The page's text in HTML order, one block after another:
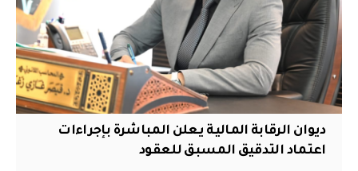
ديوان الرقابة المالية يعلن المباشرة بإجراءات
اعتماد التدقيق المسبق للعقود